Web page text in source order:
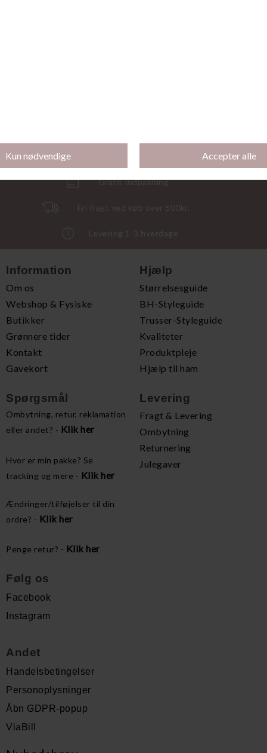
Gratis indpakning
Fri fragt ved køb over 500kr.
Levering 1-3 hverdage
Information
Om os
Webshop & Fysiske
Butikker
Grønnere tider
Kontakt
Gavekort
Hjælp
Størrelsesguide
BH-Styleguide
Trusser-Styleguide
Kvaliteter
Produktpleje
Hjælp til ham
Spørgsmål
Ombytning, retur, reklamation
eller andet? - Klik her
Hvor er min pakke? Se
tracking og mere - Klik her
Ændringer/tilføjelser til din
ordre? - Klik her
Penge retur? - Klik her
Levering
Fragt & Levering
Ombytning
Returnering
Julegaver
Følg os
Facebook
Instagram
Andet
Handelsbetingelser
Personoplysninger
Åbn GDPR-popup
ViaBill